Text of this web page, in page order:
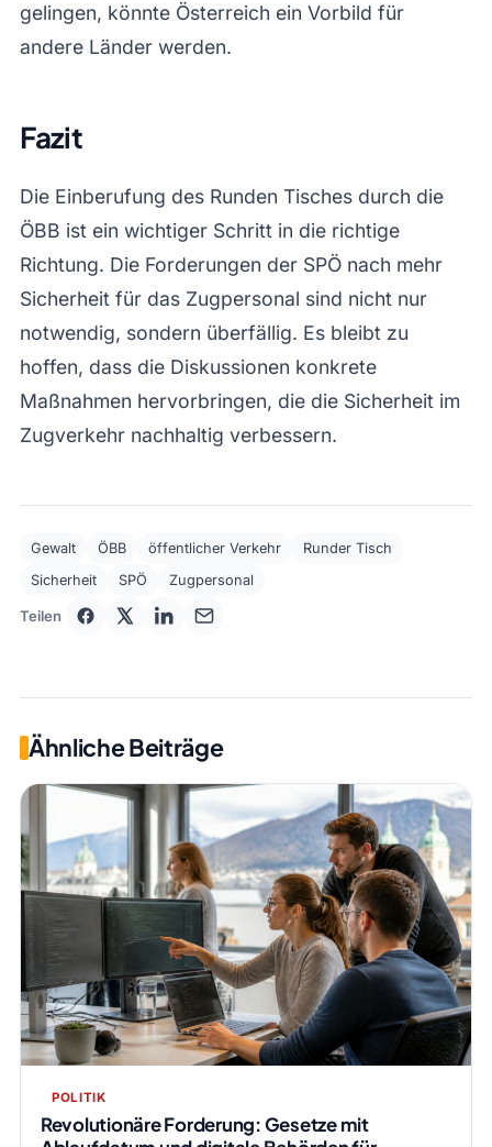
gelingen, könnte Österreich ein Vorbild für
andere Länder werden.
Fazit
Die Einberufung des Runden Tisches durch die
ÖBB ist ein wichtiger Schritt in die richtige
Richtung. Die Forderungen der SPÖ nach mehr
Sicherheit für das Zugpersonal sind nicht nur
notwendig, sondern überfällig. Es bleibt zu
hoffen, dass die Diskussionen konkrete
Maßnahmen hervorbringen, die die Sicherheit im
Zugverkehr nachhaltig verbessern.
Gewalt ÖBB öffentlicher Verkehr
Runder Tisch
Sicherheit
SPÖ Zugpersonal
Teilen
Ähnliche Beiträge
POLITIK
Revolutionäre Forderung: Gesetze mit